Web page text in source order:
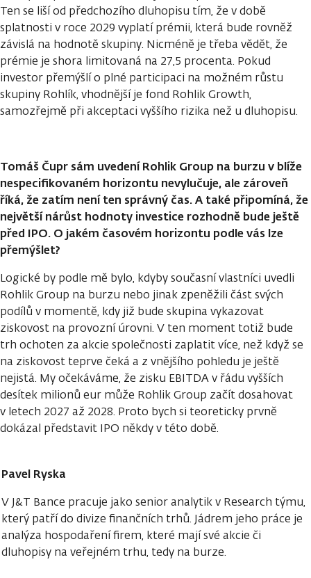
Ten se liší od předchozího dluhopisu tím, že v době
splatnosti v roce 2029 vyplatí prémii, která bude rovněž
závislá na hodnotě skupiny. Nicméně je třeba vědět, že
prémie je shora limitovaná na 27,5 procenta. Pokud
investor přemýšlí o plné participaci na možném růstu
skupiny Rohlík, vhodnější je fond Rohlik Growth,
samozřejmě při akceptaci vyššího rizika než u dluhopisu.
Tomáš Čupr sám uvedení Rohlik Group na burzu v blíže
nespecifikovaném horizontu nevylučuje, ale zároveň
říká, že zatím není ten správný čas. A také připomíná, že
největší nárůst hodnoty investice rozhodně bude ještě
před IPO. O jakém časovém horizontu podle vás lze
přemýšlet?
Logické by podle mě bylo, kdyby současní vlastníci uvedli
Rohlik Group na burzu nebo jinak zpeněžili část svých
podílů v momentě, kdy již bude skupina vykazovat
ziskovost na provozní úrovni. V ten moment totiž bude
trh ochoten za akcie společnosti zaplatit více, než když se
na ziskovost teprve čeká a z vnějšího pohledu je ještě
nejistá. My očekáváme, že zisku EBITDA v řádu vyšších
desítek milionů eur může Rohlik Group začít dosahovat
v letech 2027 až 2028. Proto bych si teoreticky prvně
dokázal představit IPO někdy v této době.
Pavel Ryska
V J&T Bance pracuje jako senior analytik v Research týmu,
který patří do divize finančních trhů. Jádrem jeho práce je
analýza hospodaření firem, které mají své akcie či
dluhopisy na veřejném trhu, tedy na burze.